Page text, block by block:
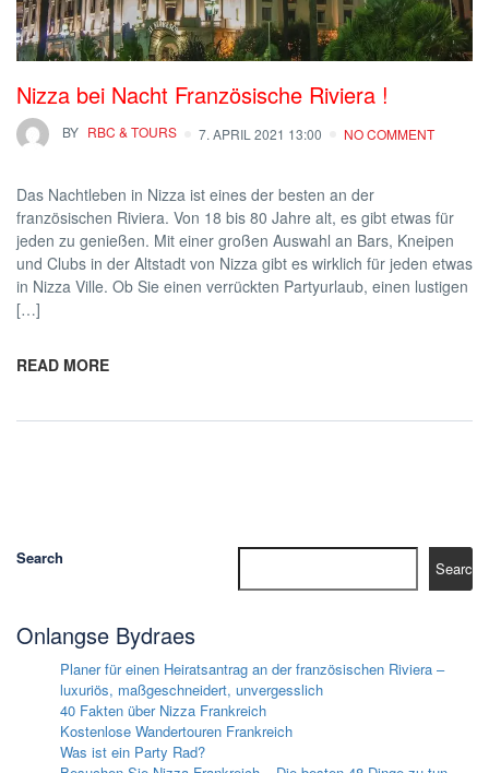
Nizza bei Nacht Französische Riviera !
BY RBC & TOURS 7. APRIL 2021 13:00 NO COMMENT
Das Nachtleben in Nizza ist eines der besten an der
französischen Riviera. Von 18 bis 80 Jahre alt, es gibt etwas für
jeden zu genießen. Mit einer großen Auswahl an Bars, Kneipen
und Clubs in der Altstadt von Nizza gibt es wirklich für jeden etwas
in Nizza Ville. Ob Sie einen verrückten Partyurlaub, einen lustigen
[…]
READ MORE
Search
Search
Onlangse Bydraes
Planer für einen Heiratsantrag an der französischen Riviera –
luxuriös, maßgeschneidert, unvergesslich
40 Fakten über Nizza Frankreich
Kostenlose Wandertouren Frankreich
Was ist ein Party Rad?